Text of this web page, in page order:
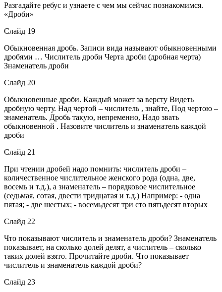
Разгадайте ребус и узнаете с чем мы сейчас познакомимся.
«Дроби»
Слайд 19
Обыкновенная дробь. Записи вида называют обыкновенными
дробями … Числитель дроби Черта дроби (дробная черта)
Знаменатель дроби
Слайд 20
Обыкновенные дроби. Каждый может за версту Видеть
дробную черту. Над чертой – числитель , знайте, Под чертою –
знаменатель. Дробь такую, непременно, Надо звать
обыкновенной . Назовите числитель и знаменатель каждой
дроби
Слайд 21
При чтении дробей надо помнить: числитель дроби –
количественное числительное женского рода (одна, две,
восемь и т.д.), а знаменатель – порядковое числительное
(седьмая, сотая, двести тридцатая и т.д.) Например: - одна
пятая; - две шестых; - восемьдесят три сто пятьдесят вторых
Слайд 22
Что показывают числитель и знаменатель дроби? Знаменатель
показывает, на сколько долей делят, а числитель – сколько
таких долей взято. Прочитайте дроби. Что показывает
числитель и знаменатель каждой дроби?
Слайд 23